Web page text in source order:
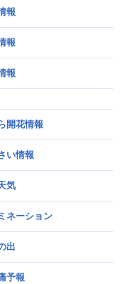
報
報
報
開花情報
い情報
気
ネーション
出
予報